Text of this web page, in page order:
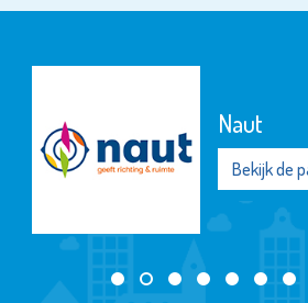
Naut
Bekijk de